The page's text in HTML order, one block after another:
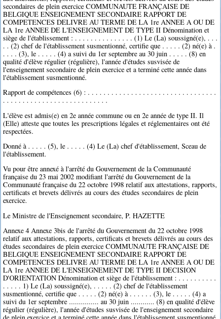
secondaires de plein exercice COMMUNAUTE FRANÇAISE DE
BELGIQUE ENSEIGNEMENT SECONDAIRE RAPPORT DE
COMPETENCES DELIVRE AU TERME DE LA 1re ANNEE A OU DE
LA 1re ANNEE DE L'ENSEIGNEMENT DE TYPE II Dénomination et
siège de l'établissement : . . . . . . . . . . . . . . . (1) Le (La) soussigné(e), . . .
. . (2) chef de l'établissement susmentionné, certifie que . . . . . (2) né(e) à .
. . . . (3), le . . . . . (4) a suivi du 1er septembre au 30 juin . . . . . (8) en
qualité d'élève régulier (régulière), l'année d'études susvisée de
l'enseignement secondaire de plein exercice et a terminé cette année dans
l'établissement susmentionné.
Rapport de compétences (6) : . . . . . . . . . . . . . . . . . . . . . . . . . . . . . . . . .
. . . . . . . . . . . . . . . . . . . . . . . . . . .
L'élève est admis(e) en 2e année commune ou en 2e année de type II. Il
(Elle) atteste que toutes les prescriptions légales et réglementaires ont été
respectées.
Donné à . . . . . (5), le . . . . . (4) Le (La) chef d'établissement, Sceau de
l'établissement.
Vu pour être annexé à l'arrêté du Gouvernement de la Communauté
française du 23 mai 2002 modifiant l'arrêté du Gouvernement de la
Communauté française du 22 octobre 1998 relatif aux attestations, rapports,
certificats et brevets délivrés au cours des études secondaires de plein
exercice.
Le Ministre de l'Enseignement secondaire, P. HAZETTE
Annexe 4 Annexe 3bis de l'arrêté du Gouvernement du 22 octobre 1998
relatif aux attestations, rapports, certificats et brevets délivrés au cours des
études secondaires de plein exercice COMMUNAUTE FRANÇAISE DE
BELGIQUE ENSEIGNEMENT SECONDAIRE RAPPORT DE
COMPETENCES DELIVRE AU TERME DE LA 1re ANNEE A OU DE
LA 1re ANNEE DE L'ENSEIGNEMENT DE TYPE II DECISION
D'ORIENTATION Dénomination et siège de l'établissement : . . . . . . . . . .
. . . . . 1) Le (La) soussigné(e), . . . . . (2) chef de l'établissement
susmentionné, certifie que . . . . . (2) né(e) à . . . . . . (3), le . . . . . (4) a
suivi du 1er septembre ............... au 30 juin ............ (8) en qualité d'élève
régulier (régulière), l'année d'études susvisée de l'enseignement secondaire